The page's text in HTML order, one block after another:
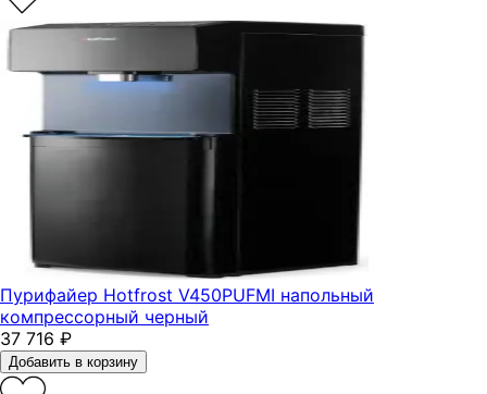
Пурифайер Hotfrost V450PUFMI напольный
компрессорный черный
37 716 ₽
Добавить в корзину